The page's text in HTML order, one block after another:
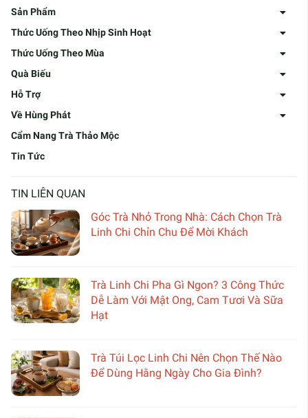
Sản Phẩm
Thức Uống Theo Nhịp Sinh Hoạt
Thức Uống Theo Mùa
Quà Biếu
Hỗ Trợ
Về Hùng Phát
Cẩm Nang Trà Thảo Mộc
Tin Tức
TIN LIÊN QUAN
Góc Trà Nhỏ Trong Nhà: Cách Chọn Trà
Linh Chi Chỉn Chu Để Mời Khách
Trà Linh Chi Pha Gì Ngon? 3 Công Thức
Dễ Làm Với Mật Ong, Cam Tươi Và Sữa
Hạt
Trà Túi Lọc Linh Chi Nên Chọn Thế Nào
Để Dùng Hằng Ngày Cho Gia Đình?